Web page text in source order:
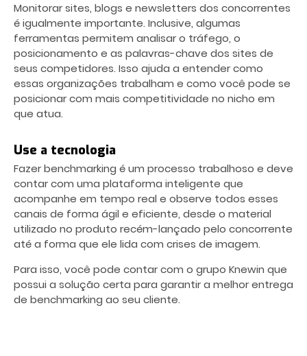
Monitorar sites, blogs e newsletters dos concorrentes
é igualmente importante. Inclusive, algumas
ferramentas permitem analisar o tráfego, o
posicionamento e as palavras-chave dos sites de
seus competidores. Isso ajuda a entender como
essas organizações trabalham e como você pode se
posicionar com mais competitividade no nicho em
que atua.
Use a tecnologia
Fazer benchmarking é um processo trabalhoso e deve
contar com uma plataforma inteligente que
acompanhe em tempo real e observe todos esses
canais de forma ágil e eficiente, desde o material
utilizado no produto recém-lançado pelo concorrente
até a forma que ele lida com crises de imagem.
Para isso, você pode contar com o grupo Knewin que
possui a solução certa para garantir a melhor entrega
de benchmarking ao seu cliente.